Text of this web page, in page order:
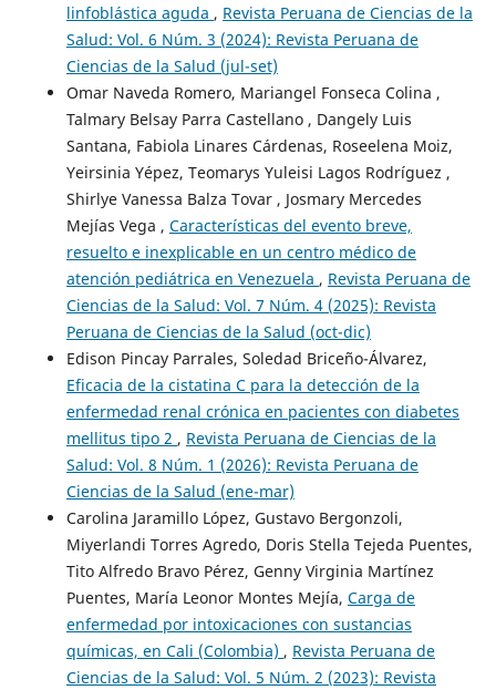
linfoblástica aguda , Revista Peruana de Ciencias de la
Salud: Vol. 6 Núm. 3 (2024): Revista Peruana de
Ciencias de la Salud (jul-set)
Omar Naveda Romero, Mariangel Fonseca Colina ,
Talmary Belsay Parra Castellano , Dangely Luis
Santana, Fabiola Linares Cárdenas, Roseelena Moiz,
Yeirsinia Yépez, Teomarys Yuleisi Lagos Rodríguez ,
Shirlye Vanessa Balza Tovar , Josmary Mercedes
Mejías Vega , Características del evento breve,
resuelto e inexplicable en un centro médico de
atención pediátrica en Venezuela , Revista Peruana de
Ciencias de la Salud: Vol. 7 Núm. 4 (2025): Revista
Peruana de Ciencias de la Salud (oct-dic)
Edison Pincay Parrales, Soledad Briceño-Álvarez,
Eficacia de la cistatina C para la detección de la
enfermedad renal crónica en pacientes con diabetes
mellitus tipo 2 , Revista Peruana de Ciencias de la
Salud: Vol. 8 Núm. 1 (2026): Revista Peruana de
Ciencias de la Salud (ene-mar)
Carolina Jaramillo López, Gustavo Bergonzoli,
Miyerlandi Torres Agredo, Doris Stella Tejeda Puentes,
Tito Alfredo Bravo Pérez, Genny Virginia Martínez
Puentes, María Leonor Montes Mejía, Carga de
enfermedad por intoxicaciones con sustancias
químicas, en Cali (Colombia) , Revista Peruana de
Ciencias de la Salud: Vol. 5 Núm. 2 (2023): Revista